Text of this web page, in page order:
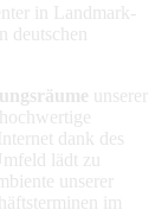
in Landmark-
unserer
dank des
lädt zu
unserer
im